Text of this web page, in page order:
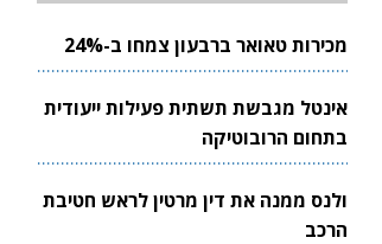
מכירות טאואר ברבעון צמחו ב-24%
אינטל מגבשת תשתית פעילות ייעודית
בתחום הרובוטיקה
ולנס ממנה את דין מרטין לראש חטיבת
הרכב